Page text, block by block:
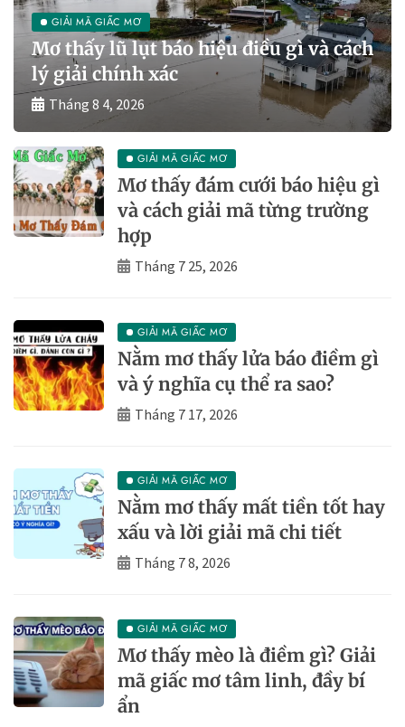
GIẢI MÃ GIẤC MƠ
Mơ thấy lũ lụt báo hiệu điều gì và cách
lý giải chính xác
Tháng 8 4, 2026
GIẢI MÃ GIẤC MƠ
Mơ thấy đám cưới báo hiệu gì
và cách giải mã từng trường
hợp
Tháng 7 25, 2026
GIẢI MÃ GIẤC MƠ
Nằm mơ thấy lửa báo điềm gì
và ý nghĩa cụ thể ra sao?
Tháng 7 17, 2026
GIẢI MÃ GIẤC MƠ
Nằm mơ thấy mất tiền tốt hay
xấu và lời giải mã chi tiết
Tháng 7 8, 2026
GIẢI MÃ GIẤC MƠ
Mơ thấy mèo là điềm gì? Giải
mã giấc mơ tâm linh, đầy bí
ẩn